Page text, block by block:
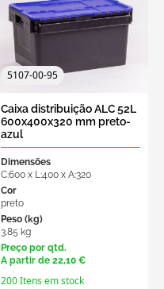
5107-00-95
Caixa distribuição ALC 52L
600x400x320 mm preto-
azul
Dimensões
C:600 x L:400 x A:320
Cor
preto
Peso (kg)
3.85 kg
Preço por qtd.
A partir de 22,10 €
200 Itens em stock